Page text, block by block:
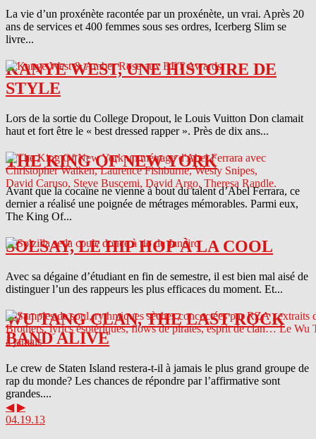
La vie d’un proxénète racontée par un proxénète, un vrai. Après 20
ans de services et 400 femmes sous ses ordres, Icerberg Slim se
livre...
KANYE WEST, UNE HISTOIRE DE
STYLE
Lors de la sortie du College Dropout, le Louis Vuitton Don clamait
haut et fort être le « best dressed rapper ». Près de dix ans...
THE KING OF NEW YORK
Avant que la cocaïne ne vienne à bout du talent d’Abel Ferrara, ce
dernier a réalisé une poignée de métrages mémorables. Parmi eux,
The King Of...
SOLSAY, LE HIP HOP À LA COOL
Avec sa dégaine d’étudiant en fin de semestre, il est bien mal aisé de
distinguer l’un des rappeurs les plus efficaces du moment. Et...
WU TANG CLAN, THE LAST ROCK
BAND ALIVE
Le crew de Staten Island restera-t-il à jamais le plus grand groupe de
rap du monde? Les chances de répondre par l’affirmative sont
grandes....
◀ ▶
04.19.13